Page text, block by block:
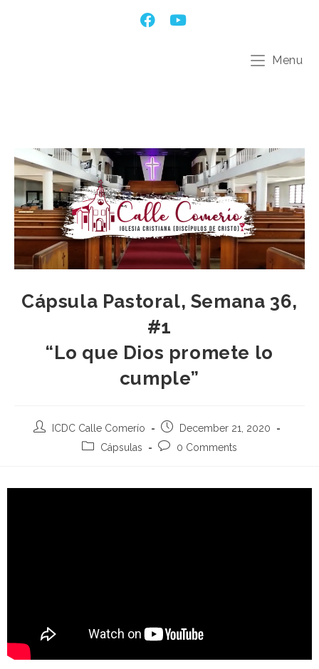
Menu
Cápsula Pastoral, Semana 36,
#1
“Lo que Dios promete lo
cumple”
ICDC Calle Comerío
December 21, 2020
Cápsulas
0 Comments